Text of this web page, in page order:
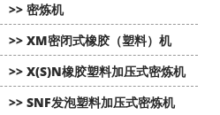
>> 密炼机
>> XM密闭式橡胶（塑料）机
>> X(S)N橡胶塑料加压式密炼机
>> SNF发泡塑料加压式密炼机